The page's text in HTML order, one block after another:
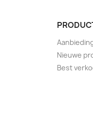
Nieuwe
Best